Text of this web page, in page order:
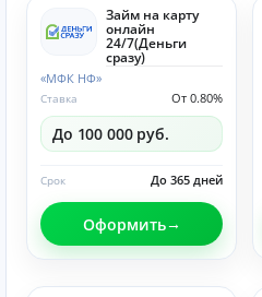
Займ на карту
онлайн
24/7(Деньги
сразу)
«МФК НФ»
От 0.80%
Ставка
До 100 000 руб.
До 365 дней
Срок
Оформить